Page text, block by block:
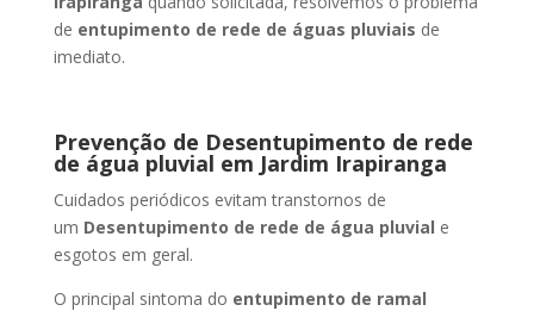
de entupimento de rede de águas pluviais de
imediato.
Prevenção de Desentupimento de rede
de água pluvial em Jardim Irapiranga
Cuidados periódicos evitam transtornos de
um Desentupimento de rede de água pluvial e
esgotos em geral.
O principal sintoma do entupimento de ramal